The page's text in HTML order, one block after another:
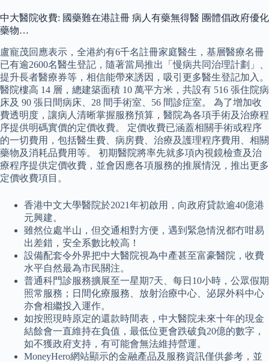
中大醫院收費: 國藥難在港註冊 病人有藥無得醫 團體倡政府優化
藥物…
盧寵茂回應表示，全港約有6千名註冊家庭醫生，基層醫療名冊
已有逾2600名醫生登記，隨著當局推出「慢病共同治理計劃」、
提升長者醫療券等，相信能帶來誘因，吸引更多醫生登記加入。
醫院樓高 14 層，總建築面積 10 萬平方米，共設有 516 張住院病
床及 90 張日間病床、28 間手術室、56 間診症室。 為了增加收
費透明度，讓病人清晰掌握服務預算，醫院為各項手術及治療程
序提供明碼實價的定價收費。 定價收費已涵蓋相關手術或程序
的一切費用，包括醫生費、病房費、治療及護理程序費用、相關
藥物及消耗品費用等。 初期醫院將率先就多項內視鏡檢查及治
療程序提供定價收費，並會因應各項服務的推展情況，推出更多
定價收費項目。
香港中文大學醫院於2021年初啟用，向政府貸款逾40億港
元興建。
雖然位處半山，但交通相對方便，遇到緊急情況都冇咁易
出差錯，安全系數比較高！
設備配套令外界把中大醫院視為中產甚至富豪醫院，收費
水平自然最為市民關注。
普通科門診服務擴展至一星期7天、每日10小時，公眾假期
照常服務；日間化療服務、放射治療中心、泌尿外科中心
亦會相繼投入運作。
如按照現時原定的還款時間表，中大醫院未來十年的現金
結餘會一直維持在負值，最低位更會跌破負20億的數字，
如不獲政府支持，有可能會無法維持營運。
MoneyHero網站顯示的金融產品及服務資訊僅供參考，並